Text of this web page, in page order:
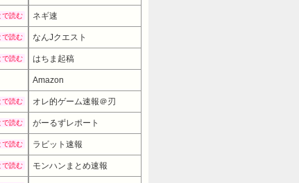
で読む ネギ速
で読む なんJクエスト
で読む はちま起稿
Amazon
で読む オレ的ゲーム速報＠刃
で読む がーるずレポート
で読む ラビット速報
で読む モンハンまとめ速報